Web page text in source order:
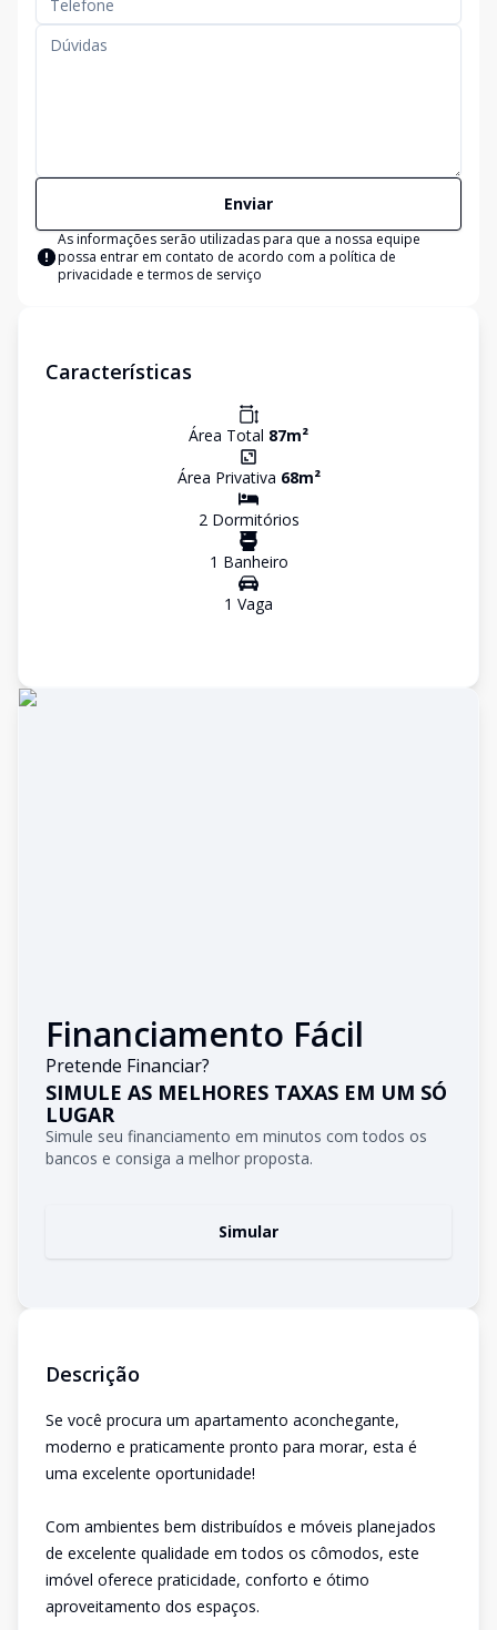
Enviar
As informações serão utilizadas para que a nossa equipe
possa entrar em contato de acordo com a política de
privacidade e termos de serviço
Características
Área Total 87m²
Área Privativa 68m²
2Dormitórios
1 Banheiro
1 Vaga
Financiamento Fácil
Pretende Financiar?
SIMULE AS MELHORES TAXAS EM UM SÓ
LUGAR
Simule seu financiamento em minutos com todos os
bancos e consiga a melhor proposta.
Simular
Descrição
Se você procura um apartamento aconchegante,
moderno e praticamente pronto para morar, esta é
uma excelente oportunidade!
Com ambientes bem distribuídos e móveis planejados
de excelente qualidade em todos os cômodos, este
imóvel oferece praticidade, conforto e ótimo
aproveitamento dos espaços.